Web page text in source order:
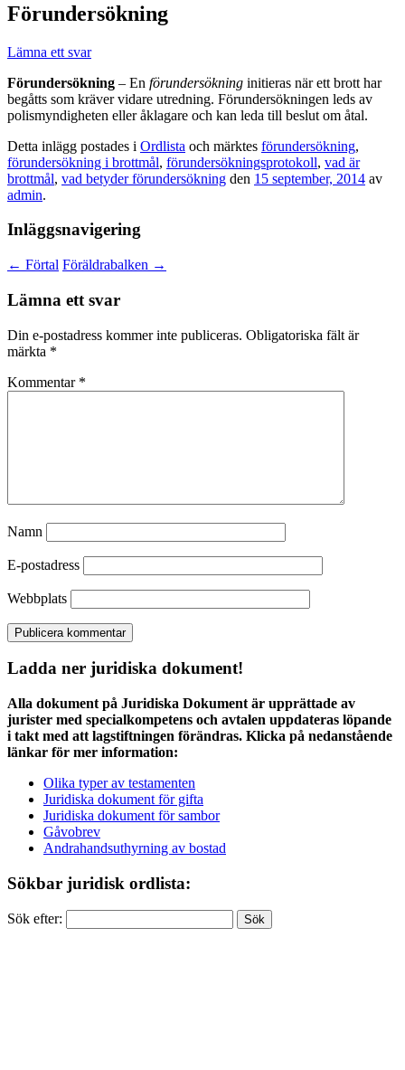
Förundersökning
Lämna ett svar
Förundersökning – En förundersökning initieras när ett brott har
begåtts som kräver vidare utredning. Förundersökningen leds av
polismyndigheten eller åklagare och kan leda till beslut om åtal.
Detta inlägg postades i Ordlista och märktes förundersökning,
förundersökning i brottmål, förundersökningsprotokoll, vad är
brottmål, vad betyder förundersökning den 15 september, 2014 av
admin.
Inläggsnavigering
← Förtal Föräldrabalken →
Lämna ett svar
Din e-postadress kommer inte publiceras. Obligatoriska fält är
märkta *
Kommentar *
Namn
E-postadress
Webbplats
Ladda ner juridiska dokument!
Alla dokument på Juridiska Dokument är upprättade av
jurister med specialkompetens och avtalen uppdateras löpande
i takt med att lagstiftningen förändras. Klicka på nedanstående
länkar för mer information:
Olika typer av testamenten
Juridiska dokument för gifta
Juridiska dokument för sambor
Gåvobrev
Andrahandsuthyrning av bostad
Sökbar juridisk ordlista:
Sök efter: